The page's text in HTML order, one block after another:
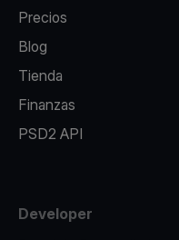
Precios
Blog
Tienda
Finanzas
PSD2 API
Developer